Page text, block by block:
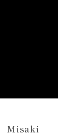
Misaki